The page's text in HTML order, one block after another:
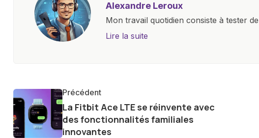
Alexandre Leroux
Mon travail quotidien consiste à tester
objectives, à couvrir des lancements de
Lire la suite
Précédent
La Fitbit Ace LTE se réinvente avec
des fonctionnalités familiales
innovantes